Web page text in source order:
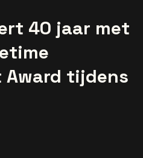
40 jaar met
Award tijdens